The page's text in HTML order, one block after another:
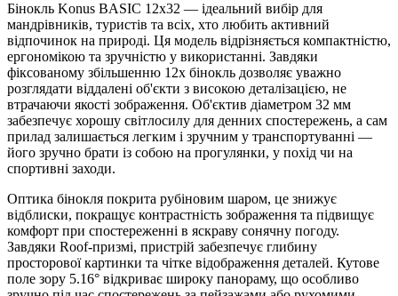
Бінокль Konus BASIC 12x32 — ідеальний вибір для
мандрівників, туристів та всіх, хто любить активний
відпочинок на природі. Ця модель відрізняється компактністю,
ергономікою та зручністю у використанні. Завдяки
фіксованому збільшенню 12x бінокль дозволяє уважно
розглядати віддалені об'єкти з високою деталізацією, не
втрачаючи якості зображення. Об'єктив діаметром 32 мм
забезпечує хорошу світлосилу для денних спостережень, а сам
прилад залишається легким і зручним у транспортуванні —
його зручно брати із собою на прогулянки, у похід чи на
спортивні заходи.
Оптика бінокля покрита рубіновим шаром, це знижує
відблиски, покращує контрастність зображення та підвищує
комфорт при спостереженні в яскраву сонячну погоду.
Завдяки Roof-призмі, пристрій забезпечує глибину
просторової картинки та чітке відображення деталей. Кутове
поле зору 5.16° відкриває широку панораму, що особливо